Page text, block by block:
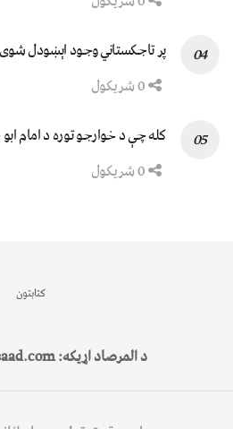
پر تاجکستاني وجود اېښودل
کله چې د خوارجو توره د امام
کتابتون
د المرصاد اړیکه: info@almirsaad.com